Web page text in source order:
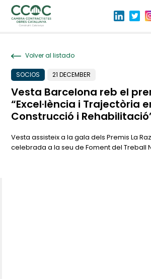
Volver al listado
SOCIOS 21 DECEMBER
Vesta Barcelona reb el
“Excel·lència i Trajectòria
Construcció i
Vesta assisteix a la gala dels Premis La
celebrada a la seu de Foment del Treball